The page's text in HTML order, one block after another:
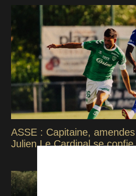
ASSE : Capitaine,
Julien Le Cardinal se confie